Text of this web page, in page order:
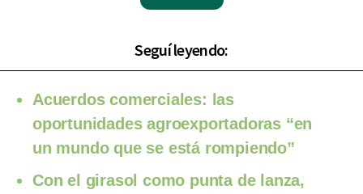
Seguí leyendo:
Acuerdos comerciales: las
oportunidades agroexportadoras “en
un mundo que se está rompiendo”
Con el girasol como punta de lanza,